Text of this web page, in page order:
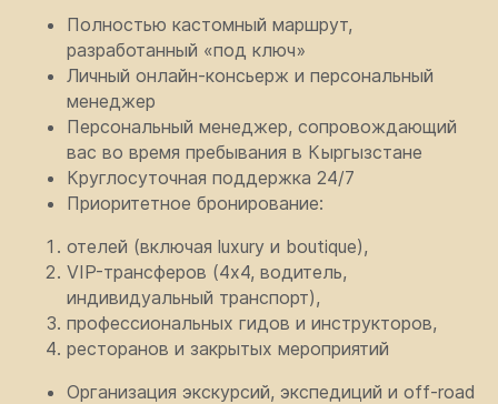
Полностью кастомный маршрут,
разработанный «под ключ»
Личный онлайн-консьерж и персональный
менеджер
Персональный менеджер, сопровождающий
вас во время пребывания в Кыргызстане
Круглосуточная поддержка 24/7
Приоритетное бронирование:
отелей (включая luxury и boutique),
VIP-трансферов (4x4, водитель,
индивидуальный транспорт),
профессиональных гидов и инструкторов,
ресторанов и закрытых мероприятий
Организация экскурсий, экспедиций и off-road